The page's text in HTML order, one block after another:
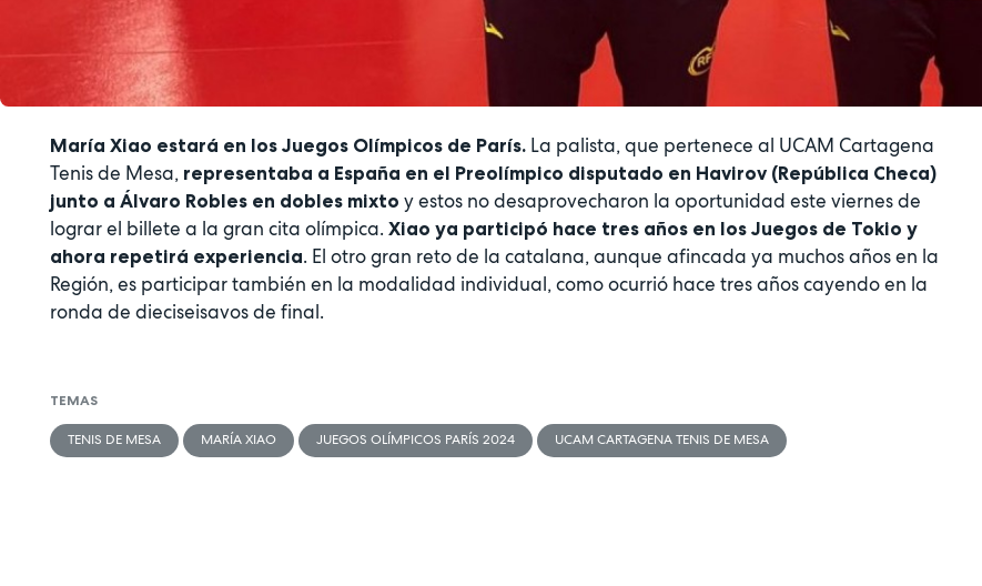
María Xiao estará en los Juegos Olímpicos de París. La palista, que pertenece al UCAM Cartagena
Tenis de Mesa, representaba a España en el Preolímpico disputado en Havirov (República Checa)
junto a Álvaro Robles en dobles mixto y estos no desaprovecharon la oportunidad este viernes de
lograr el billete a la gran cita olímpica. Xiao ya participó hace tres años en los Juegos de Tokio y
ahora repetirá experiencia. El otro gran reto de la catalana, aunque afincada ya muchos años en la
Región, es participar también en la modalidad individual, como ocurrió hace tres años cayendo en la
ronda de dieciseisavos de final.
TEMAS
TENIS DE MESA MARÍA XIAO JUEGOS OLÍMPICOS PARÍS 2024 UCAM CARTAGENA TENIS DE MESA